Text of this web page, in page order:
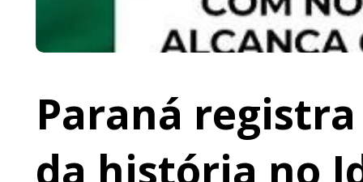
Paraná
da história no